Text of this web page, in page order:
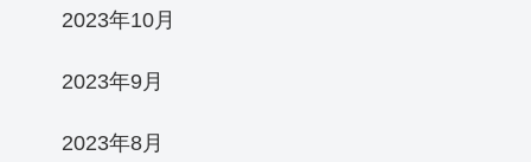
2023年10月
2023年9月
2023年8月